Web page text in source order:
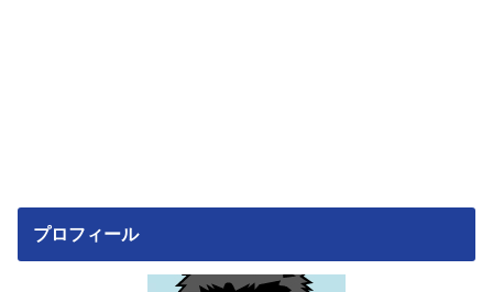
プロフィール